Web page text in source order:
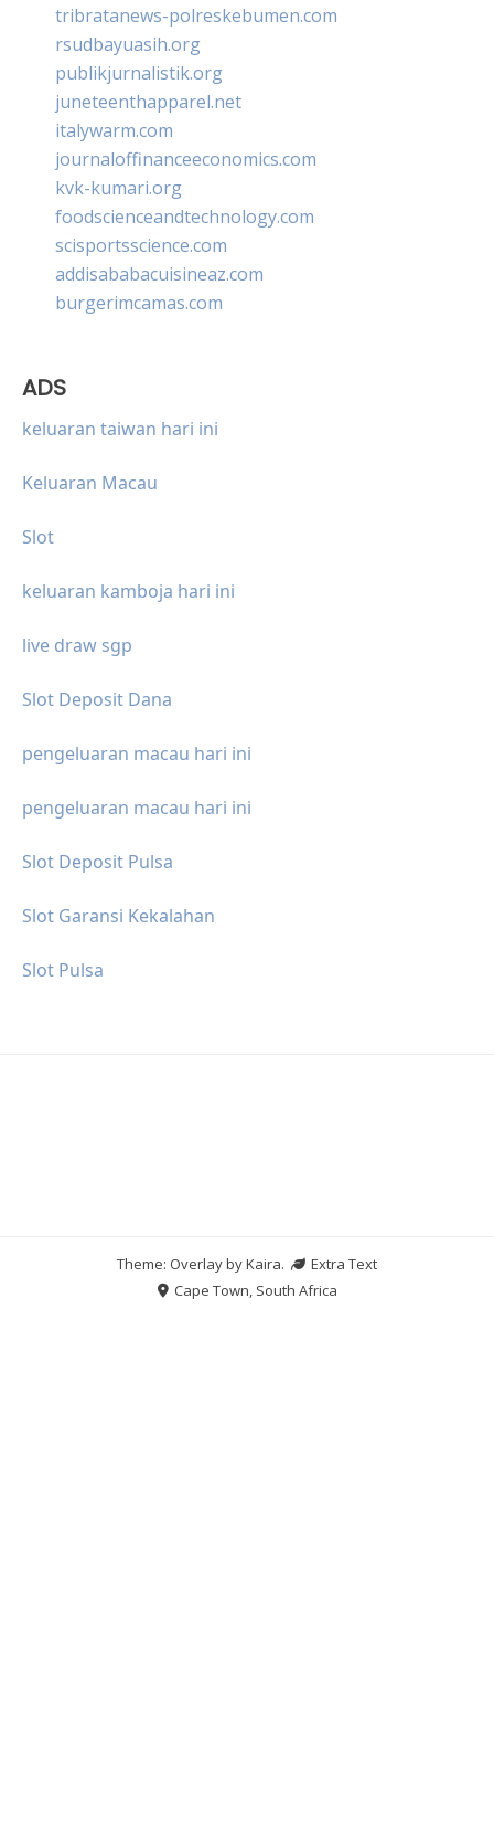
tribratanews-polreskebumen.com
rsudbayuasih.org
publikjurnalistik.org
juneteenthapparel.net
italywarm.com
journaloffinanceeconomics.com
kvk-kumari.org
foodscienceandtechnology.com
scisportsscience.com
addisababacuisineaz.com
burgerimcamas.com
ADS
keluaran taiwan hari ini
Keluaran Macau
Slot
keluaran kamboja hari ini
live draw sgp
Slot Deposit Dana
pengeluaran macau hari ini
pengeluaran macau hari ini
Slot Deposit Pulsa
Slot Garansi Kekalahan
Slot Pulsa
Theme: Overlay byKaira.
Extra Text
Cape Town, South Africa